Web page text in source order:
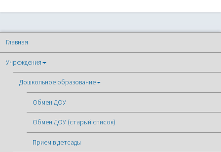
Главная
Учреждения
Дошкольное образование
Обмен ДОУ
Обмен ДОУ (старый список)
Прием в детсады